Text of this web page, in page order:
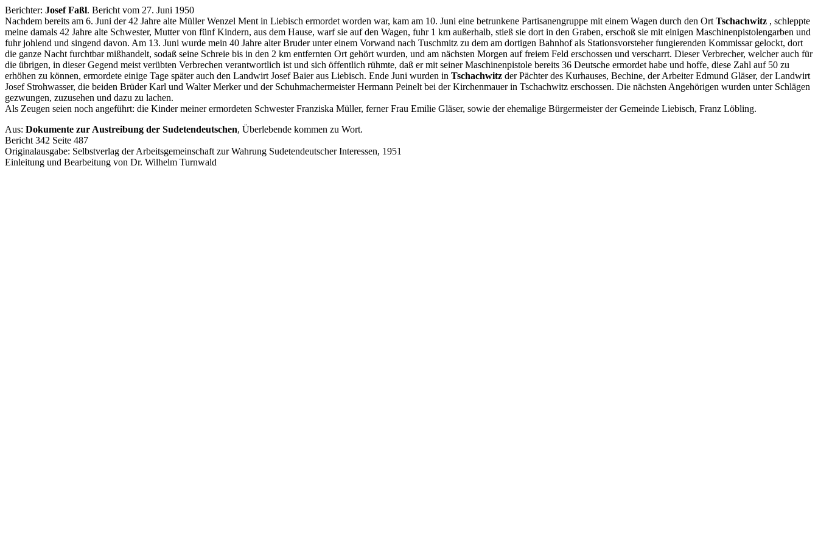
Berichter: Josef Faßl. Bericht vom 27. Juni 1950
Nachdem bereits am 6. Juni der 42 Jahre alte Müller Wenzel Ment in Liebisch ermordet worden war, kam am 10. Juni eine betrunkene Partisanengruppe mit einem Wagen durch den Ort Tschachwitz , schleppte
meine damals 42 Jahre alte Schwester, Mutter von fünf Kindern, aus dem Hause, warf sie auf den Wagen, fuhr 1 km außerhalb, stieß sie dort in den Graben, erschoß sie mit einigen Maschinenpistolengarben und
fuhr johlend und singend davon. Am 13. Juni wurde mein 40 Jahre alter Bruder unter einem Vorwand nach Tuschmitz zu dem am dortigen Bahnhof als Stationsvorsteher fungierenden Kommissar gelockt, dort
die ganze Nacht furchtbar mißhandelt, sodaß seine Schreie bis in den 2 km entfernten Ort gehört wurden, und am nächsten Morgen auf freiem Feld erschossen und verscharrt. Dieser Verbrecher, welcher auch für
die übrigen, in dieser Gegend meist verübten Verbrechen verantwortlich ist und sich öffentlich rühmte, daß er mit seiner Maschinenpistole bereits 36 Deutsche ermordet habe und hoffe, diese Zahl auf 50 zu
erhöhen zu können, ermordete einige Tage später auch den Landwirt Josef Baier aus Liebisch. Ende Juni wurden in Tschachwitz der Pächter des Kurhauses, Bechine, der Arbeiter Edmund Gläser, der Landwirt
Josef Strohwasser, die beiden Brüder Karl und Walter Merker und der Schuhmachermeister Hermann Peinelt bei der Kirchenmauer in Tschachwitz erschossen. Die nächsten Angehörigen wurden unter Schlägen
gezwungen, zuzusehen und dazu zu lachen.
Als Zeugen seien noch angeführt: die Kinder meiner ermordeten Schwester Franziska Müller, ferner Frau Emilie Gläser, sowie der ehemalige Bürgermeister der Gemeinde Liebisch, Franz Löbling.
Aus: Dokumente zur Austreibung der Sudetendeutschen, Überlebende kommen zu Wort.
Bericht 342 Seite 487
Originalausgabe: Selbstverlag der Arbeitsgemeinschaft zur Wahrung Sudetendeutscher Interessen, 1951
Einleitung und Bearbeitung von Dr. Wilhelm Turnwald